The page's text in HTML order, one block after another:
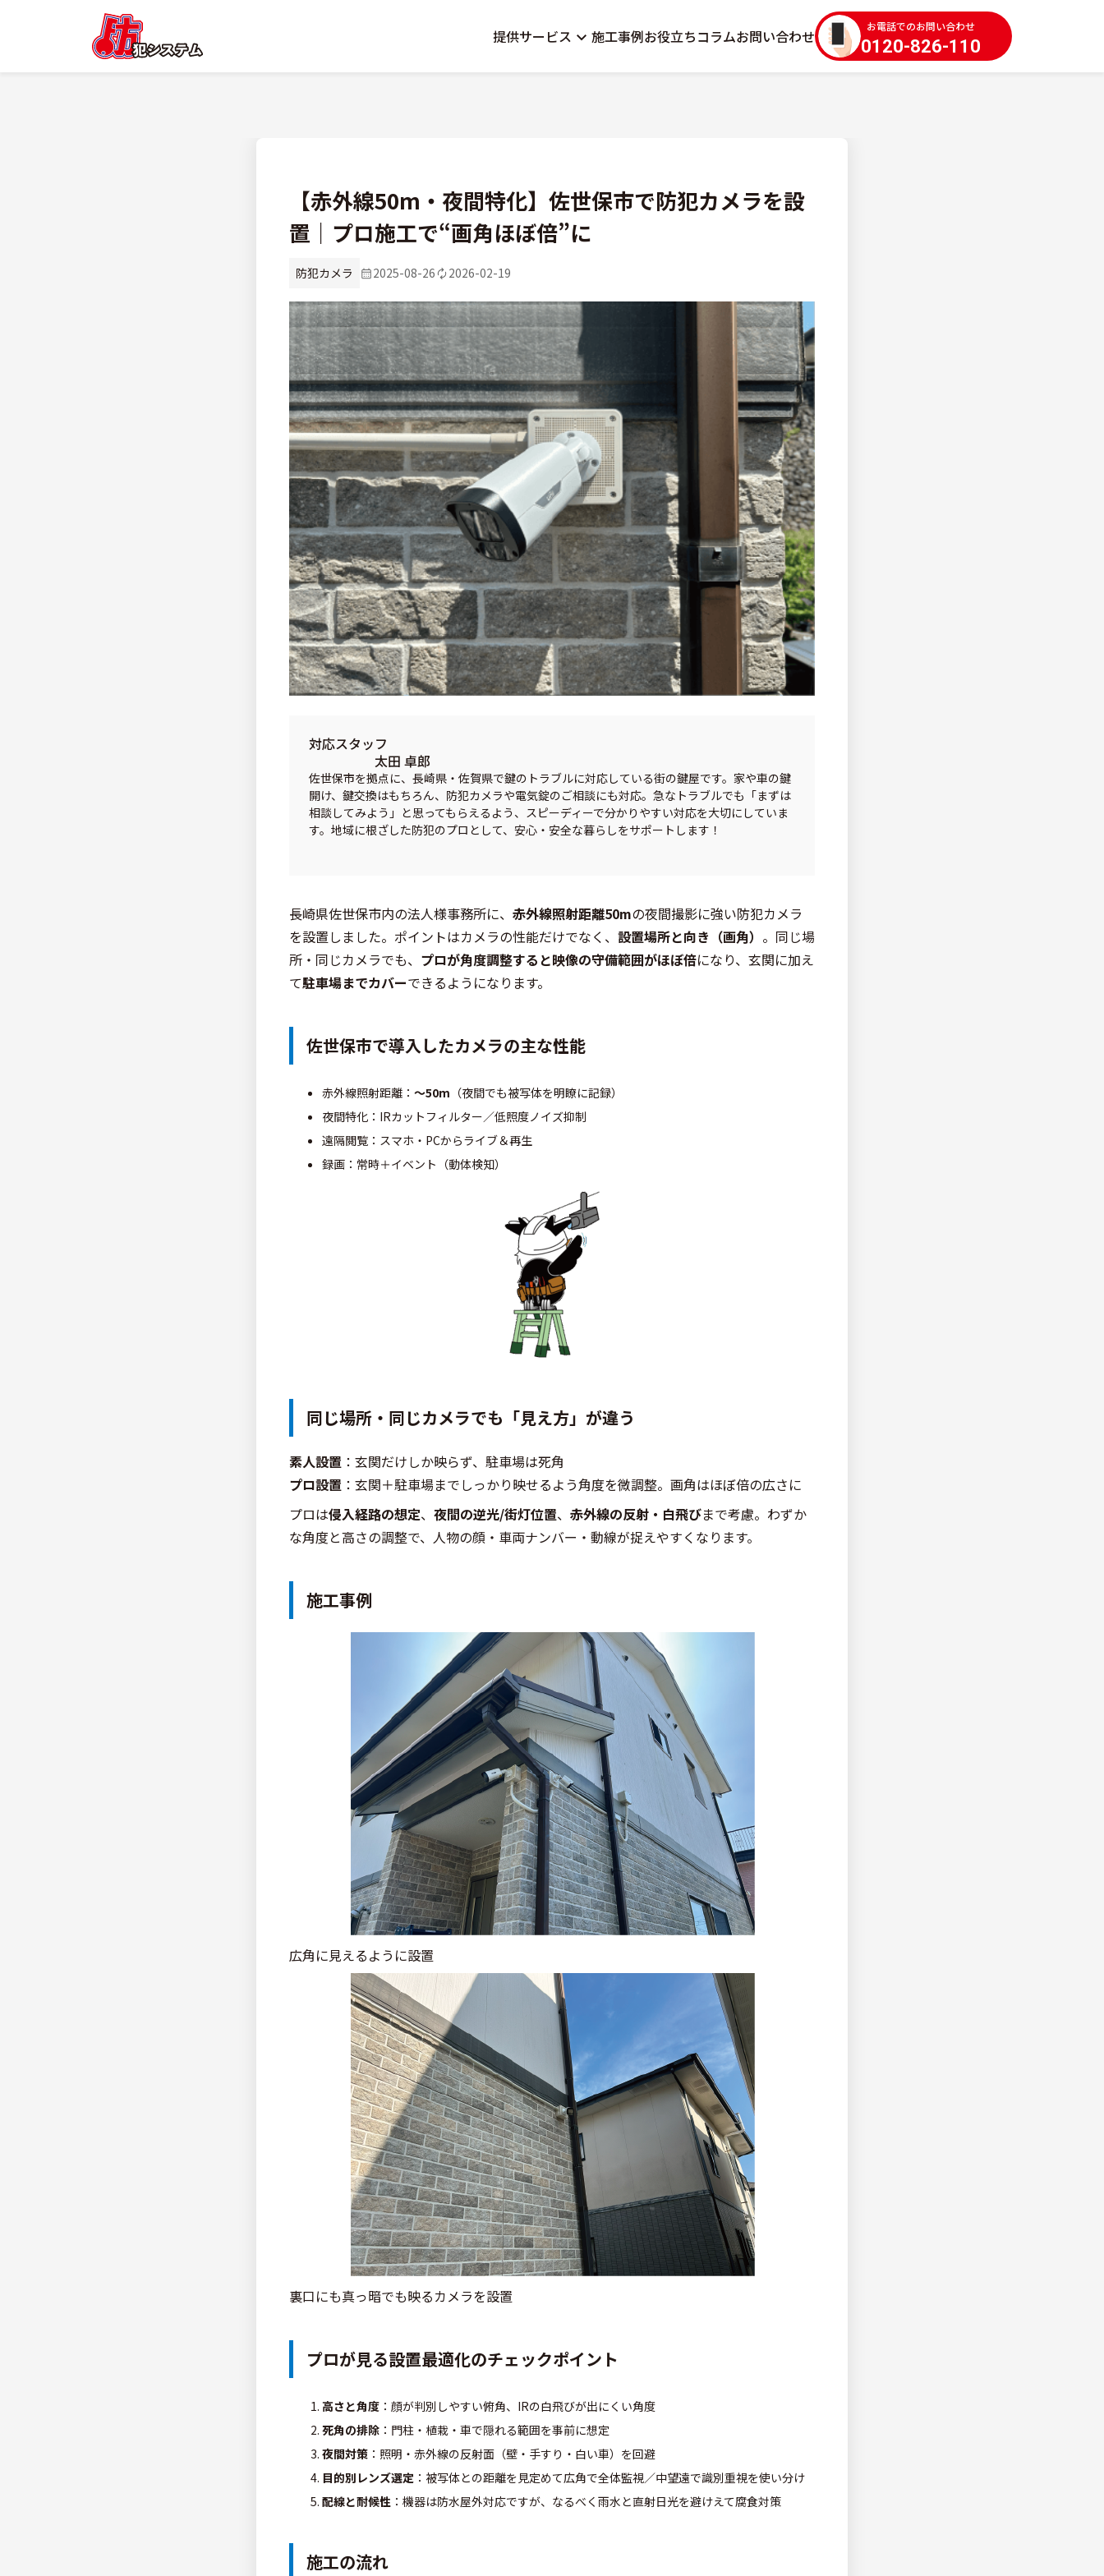
提供サービス 施工事例お役立ちコラムお問い合わせ お電話でのお問い合わせ
0120-826-110
【赤外線50m・夜間特化】佐世保市で防犯カメラを設
置｜プロ施工で“画角ほぼ倍”に
防犯カメラ 2025-08-26 2026-02-19
対応スタッフ
太田 卓郎
佐世保市を拠点に、長崎県・佐賀県で鍵のトラブルに対応している街の鍵屋です。家や車の鍵
開け、鍵交換はもちろん、防犯カメラや電気錠のご相談にも対応。急なトラブルでも「まずは
相談してみよう」と思ってもらえるよう、スピーディーで分かりやすい対応を大切にしていま
す。地域に根ざした防犯のプロとして、安心・安全な暮らしをサポートします！
長崎県佐世保市内の法人様事務所に、 赤外線照射距離50mの夜間撮影に強い防犯カメラ
を設置しました。ポイントはカメラの性能だけでなく、 設置場所と向き（画角） 。同じ場
所・同じカメラでも、 プロが角度調整すると映像の守備範囲がほぼ倍になり、玄関に加え
て駐車場までカバーできるようになります。
佐世保市で導入したカメラの主な性能
赤外線照射距離： 〜50m （夜間でも被写体を明瞭に記録）
夜間特化：IRカットフィルター／低照度ノイズ抑制
遠隔閲覧：スマホ・PCからライブ＆再生
録画：常時＋イベント（動体検知）
同じ場所・同じカメラでも「見え方」が違う
素人設置 ：玄関だけしか映らず、駐車場は死角
プロ設置 ：玄関＋駐車場までしっかり映せるよう角度を微調整。画角はほぼ倍の広さに
プロは侵入経路の想定、 夜間の逆光/街灯位置、 赤外線の反射・白飛びまで考慮。わずか
な角度と高さの調整で、人物の顔・車両ナンバー・動線が捉えやすくなります。
施工事例
広角に見えるように設置
裏口にも真っ暗でも映るカメラを設置
プロが見る設置最適化のチェックポイント
高さと角度 ：顔が判別しやすい俯角、IRの白飛びが出にくい角度
死角の排除 ：門柱・植栽・車で隠れる範囲を事前に想定
夜間対策 ：照明・赤外線の反射面（壁・手すり・白い車）を回避
目的別レンズ選定 ：被写体との距離を見定めて広角で全体監視／中望遠で識別重視を使い分け
配線と耐候性 ：機器は防水屋外対応ですが、なるべく雨水と直射日光を避けえて腐食対策
施工の流れ